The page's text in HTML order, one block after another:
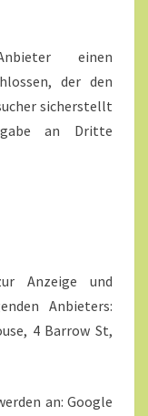
einen
der den
sicherstellt
an Dritte
Anzeige und
Anbieters:
4 Barrow St,
an: Google